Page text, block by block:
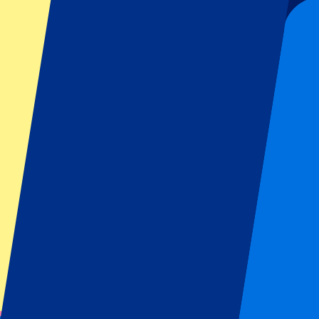
Houd mij op de hoogte van alle updates, deals en meer!
Submit
Je informatie wordt in overeenstemming met ons Privacy Policy
Bedankt voor het invullen!